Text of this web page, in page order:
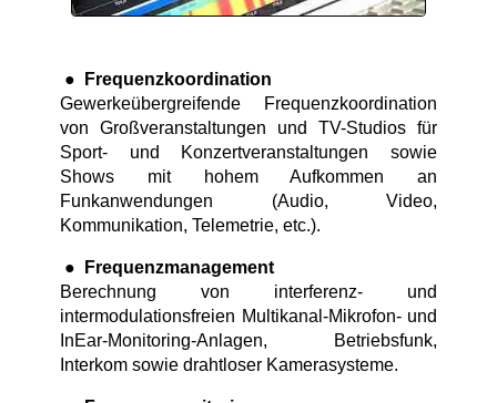
●
Frequenzkoordination
Gewerkeübergreifende Frequenzkoordination
von Großveranstaltungen und TV-Studios für
Sport- und Konzertveranstaltungen sowie
Shows mit hohem Aufkommen an
Funkanwendungen (Audio, Video,
Kommunikation, Telemetrie, etc.).
●
Frequenzmanagement
Berechnung von interferenz- und
intermodulationsfreien Multikanal-Mikrofon- und
InEar-Monitoring-Anlagen, Betriebsfunk,
Interkom sowie drahtloser Kamerasysteme.